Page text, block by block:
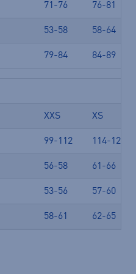
71-76 76-81
53-58 58-64
79-84 84-89
XXS XS
99-112 114-127
56-58 61-66
53-56 57-60
58-61 62-65